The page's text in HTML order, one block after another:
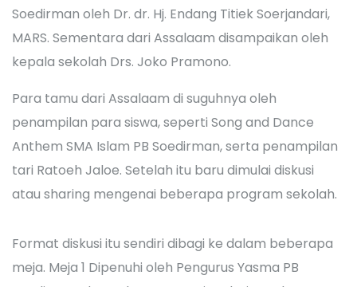
Soedirman oleh Dr. dr. Hj. Endang Titiek Soerjandari,
MARS. Sementara dari Assalaam disampaikan oleh
kepala sekolah Drs. Joko Pramono.
Para tamu dari Assalaam di suguhnya oleh
penampilan para siswa, seperti Song and Dance
Anthem SMA Islam PB Soedirman, serta penampilan
tari Ratoeh Jaloe. Setelah itu baru dimulai diskusi
atau sharing mengenai beberapa program sekolah.
Format diskusi itu sendiri dibagi ke dalam beberapa
meja. Meja 1 Dipenuhi oleh Pengurus Yasma PB